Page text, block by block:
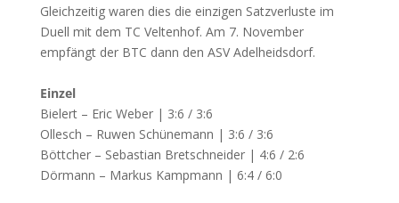
Gleichzeitig waren dies die einzigen Satzverluste im
Duell mit dem TC Veltenhof. Am 7. November
empfängt der BTC dann den ASV Adelheidsdorf.
Einzel
Bielert – Eric Weber | 3:6 / 3:6
Ollesch – Ruwen Schünemann | 3:6 / 3:6
Böttcher – Sebastian Bretschneider | 4:6 / 2:6
Dörmann – Markus Kampmann | 6:4 / 6:0